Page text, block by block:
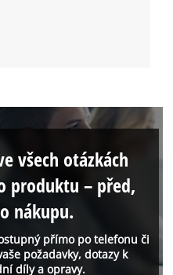
přímo po telefonu či
požadavky, dotazy k
díly a opravy.
všech otázkách
produktu – před,
nákupu.